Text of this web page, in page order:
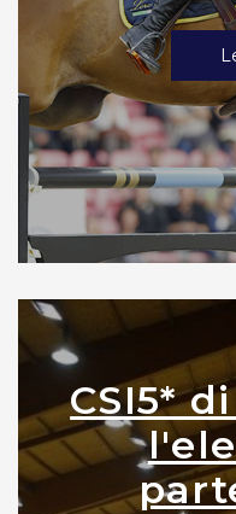
CSI5*